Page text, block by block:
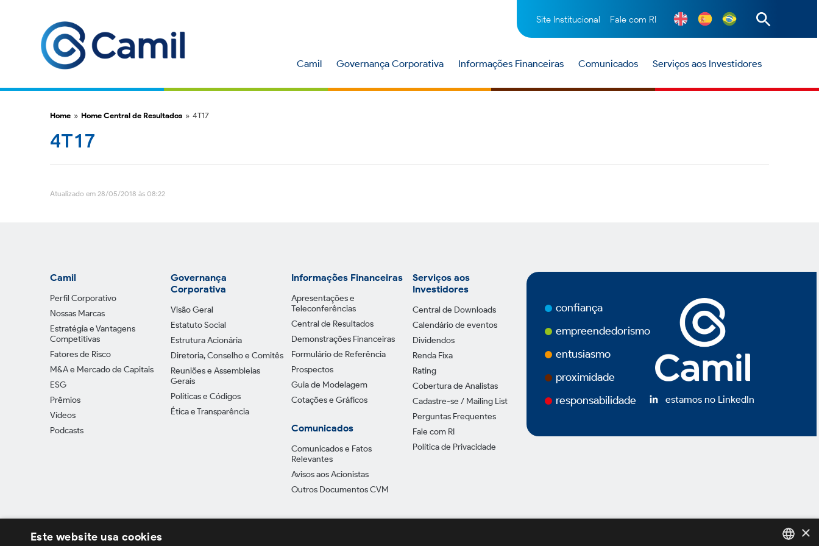
Site Institucional Fale com RI
Camil Governança Corporativa Informações Financeiras Comunicados Serviços aos Investidores
Home » Home Central de Resultados » 4T17
4T17
Atualizado em 28/05/2018 às 08:22
Camil
Perfil Corporativo
Nossas Marcas
Estratégia e Vantagens
Competitivas
Fatores de Risco
M&A e Mercado de Capitais
ESG
Prêmios
Vídeos
Podcasts
Governança
Corporativa
Visão Geral
Estatuto Social
Estrutura Acionária
Diretoria, Conselho e Comitês
Reuniões e Assembleias
Gerais
Políticas e Códigos
Ética e Transparência
Informações Financeiras
Apresentações e
Teleconferências
Central de Resultados
Demonstrações Financeiras
Formulário de Referência
Prospectos
Guia de Modelagem
Cotações e Gráficos
Comunicados
Comunicados e Fatos
Relevantes
Avisos aos Acionistas
Outros Documentos CVM
Serviços aos
Investidores
Central de Downloads
Calendário de eventos
Dividendos
Renda Fixa
Rating
Cobertura de Analistas
Cadastre-se / Mailing List
Perguntas Frequentes
Fale com RI
Política de Privacidade
confiança
empreendedorismo
entusiasmo
proximidade
responsabilidade
estamos no LinkedIn
×
Este website usa cookies